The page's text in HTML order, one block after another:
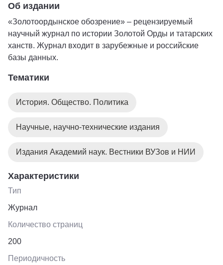
Об издании
«Золотоордынское обозрение» – рецензируемый
научный журнал по истории Золотой Орды и татарских
ханств. Журнал входит в зарубежные и российские
базы данных.
Тематики
История. Общество. Политика
Научные, научно-технические издания
Издания Академий наук. Вестники ВУЗов и НИИ
Характеристики
Тип
Журнал
Количество страниц
200
Периодичность